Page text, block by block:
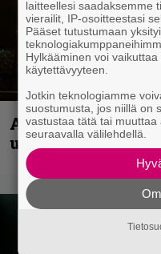
Anthrax vie
uudella videollaan
laitteellesi saadaksemme
vierailit, IP-osoitteestasi
Pääset tutustumaan
Hylkääminen voi
käytettävyyteen.
Jotkin teknologiamme
suostumusta, jos niillä on
vastustaa tätä tai
seuraavalla välilehdellä.